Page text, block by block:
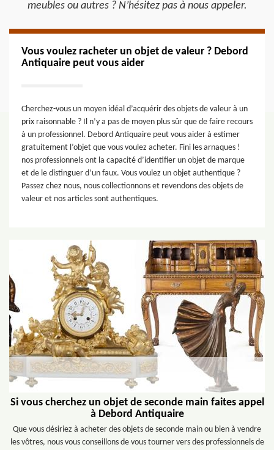
meubles ou autres ? N’hésitez pas à nous appeler.
Vous voulez racheter un objet de valeur ? Debord
Antiquaire peut vous aider
Cherchez-vous un moyen idéal d’acquérir des objets de valeur à un
prix raisonnable ? Il n’y a pas de moyen plus sûr que de faire recours
à un professionnel. Debord Antiquaire peut vous aider à estimer
gratuitement l’objet que vous voulez acheter. Fini les arnaques !
nos professionnels ont la capacité d’identifier un objet de marque
et de le distinguer d’un faux. Vous voulez un objet authentique ?
Passez chez nous, nous collectionnons et revendons des objets de
valeur et nos articles sont authentiques.
Si vous cherchez un objet de seconde main faites appel
à Debord Antiquaire
Que vous désiriez à acheter des objets de seconde main ou bien à vendre
les vôtres, nous vous conseillons de vous tourner vers des professionnels de